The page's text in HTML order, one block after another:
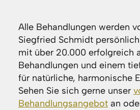
Alle Behandlungen werden
Siegfried Schmidt
mit über 20.000 erfolgreich
Behandlungen und einem
für natürliche, harmonische
Sehen Sie sich gerne unser
Behandlungsangebotan